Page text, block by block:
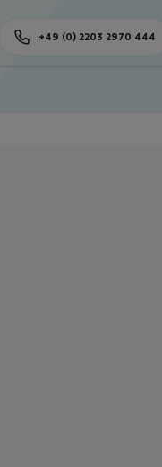
+49 (0) 2203 2970 444